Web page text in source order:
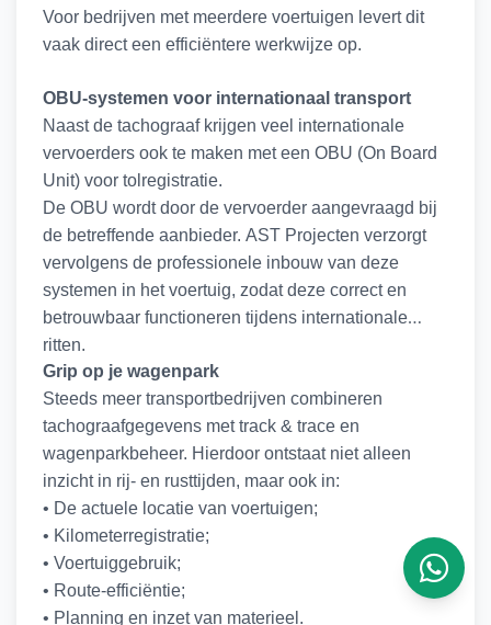
Voor bedrijven met meerdere voertuigen levert dit
vaak direct een efficiëntere werkwijze op.
OBU-systemen voor internationaal transport
Naast de tachograaf krijgen veel internationale
vervoerders ook te maken met een OBU (On Board
Unit) voor tolregistratie.
De OBU wordt door de vervoerder aangevraagd bij
de betreffende aanbieder. AST Projecten verzorgt
vervolgens de professionele inbouw van deze
systemen in het voertuig, zodat deze correct en
betrouwbaar functioneren tijdens internationale
ritten.
Grip op je wagenpark
Steeds meer transportbedrijven combineren
tachograafgegevens met track & trace en
wagenparkbeheer. Hierdoor ontstaat niet alleen
inzicht in rij- en rusttijden, maar ook in:
• De actuele locatie van voertuigen;
• Kilometerregistratie;
• Voertuiggebruik;
• Route-efficiëntie;
• Planning en inzet van materieel.